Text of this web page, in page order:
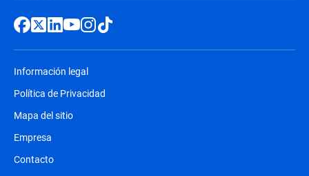
Información legal
Política de Privacidad
Mapa del sitio
Empresa
Contacto